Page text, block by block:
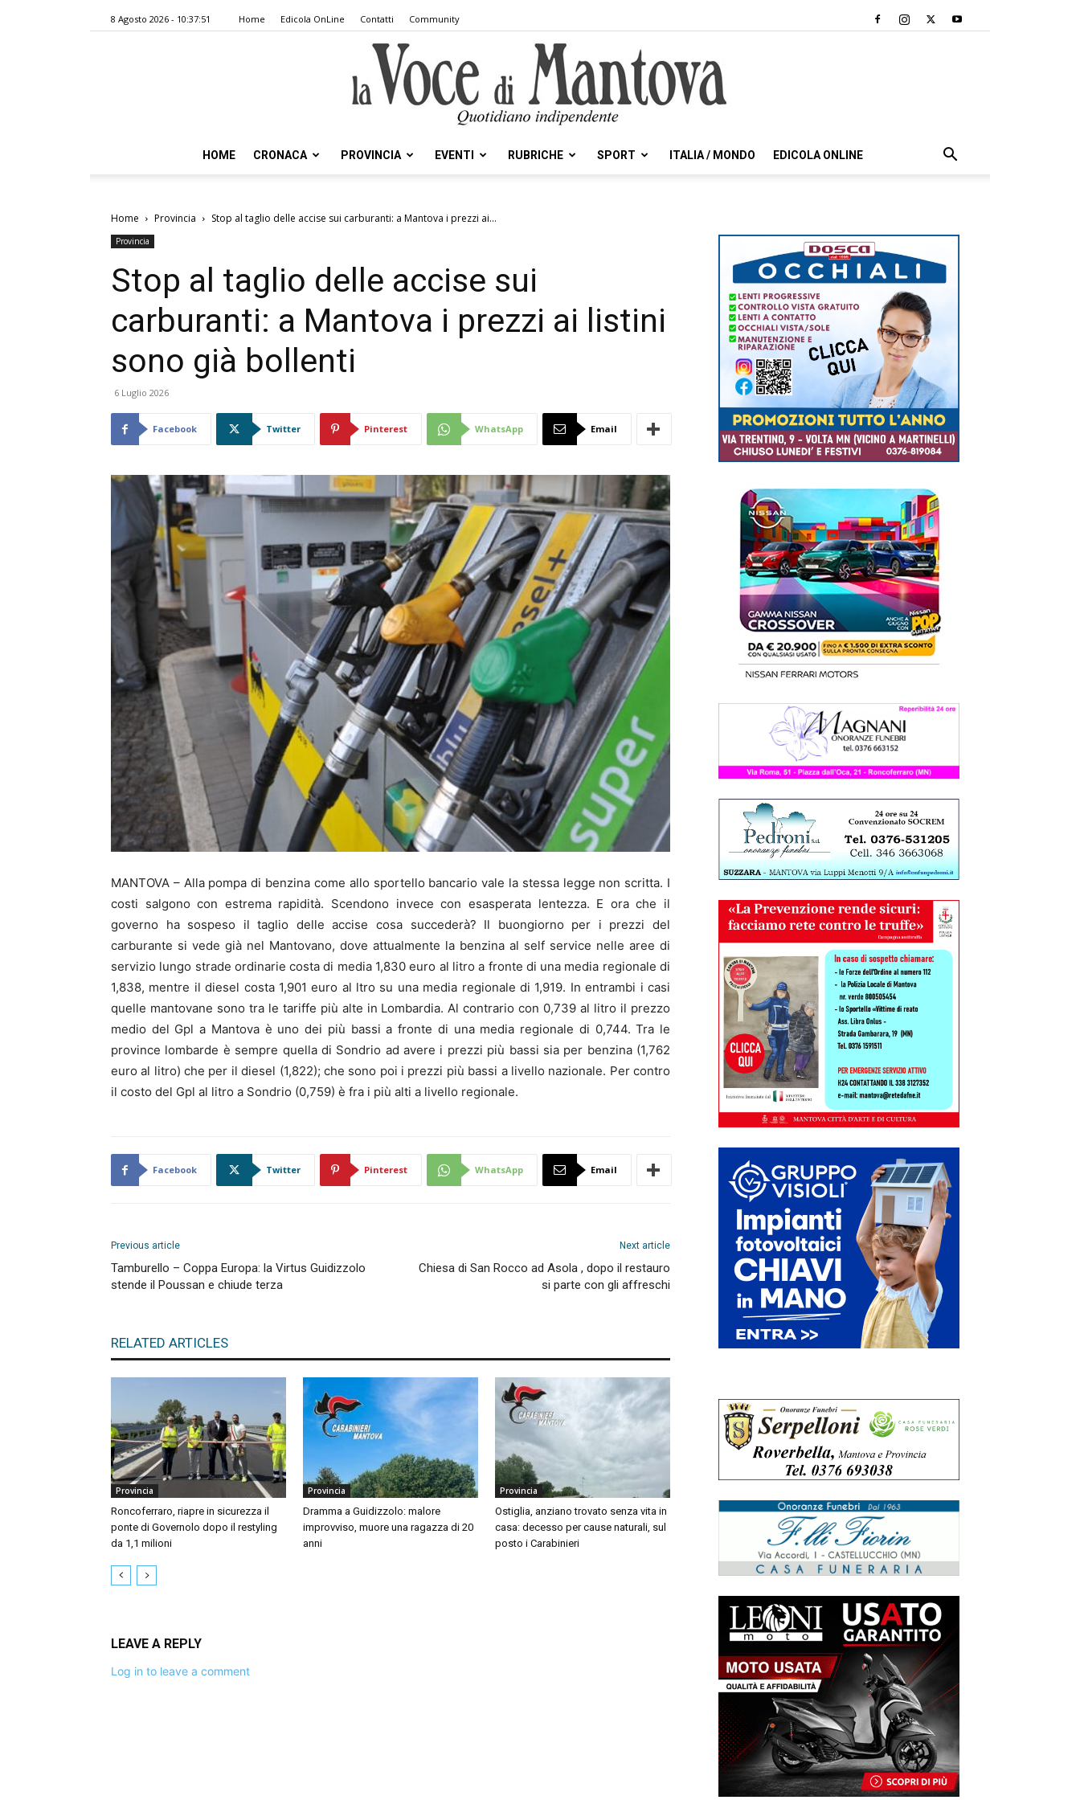
8 Agosto 2026 - 10:37:51 Home Edicola OnLine Contatti Community
Mantova
HOME CRONACA PROVINCIA EVENTI RUBRICHE SPORT ITALIA / MONDO EDICOLA ONLINE
Home Provincia Stop al taglio delle accise sui carburanti: a Mantova i prezzi ai...
Provincia
Stop al taglio delle accise sui
carburanti: a Mantova i prezzi ai listini
sono già bollenti
6 Luglio 2026
Facebook Twitter Pinterest WhatsApp Email
MANTOVA – Alla pompa di benzina come allo sportello bancario vale la stessa legge non scritta. I
costi salgono con estrema rapidità. Scendono invece con esasperata lentezza. E ora che il
governo ha sospeso il taglio delle accise cosa succederà? Il buongiorno per i prezzi del
carburante si vede già nel Mantovano, dove attualmente la benzina al self service nelle aree di
servizio lungo strade ordinarie costa di media 1,830 euro al litro a fronte di una media regionale di
1,838, mentre il diesel costa 1,901 euro al ltro su una media regionale di 1,919. In entrambi i casi
quelle mantovane sono tra le tariffe più alte in Lombardia. Al contrario con 0,739 al litro il prezzo
medio del Gpl a Mantova è uno dei più bassi a fronte di una media regionale di 0,744. Tra le
province lombarde è sempre quella di Sondrio ad avere i prezzi più bassi sia per benzina (1,762
euro al litro) che per il diesel (1,822); che sono poi i prezzi più bassi a livello nazionale. Per contro
il costo del Gpl al litro a Sondrio (0,759) è fra i più alti a livello regionale.
Facebook Twitter Pinterest WhatsApp Email
Previous article
Tamburello – Coppa Europa: la Virtus Guidizzolo
stende il Poussan e chiude terza
Next article
Chiesa di San Rocco ad Asola , dopo il restauro
si parte con gli affreschi
RELATED ARTICLES
Provincia
Roncoferraro, riapre in sicurezza il
ponte di Governolo dopo il restyling
da 1,1 milioni
Provincia
Dramma a Guidizzolo: malore
improvviso, muore una ragazza di 20
anni
Provincia
Ostiglia, anziano trovato senza vita in
casa: decesso per cause naturali, sul
posto i Carabinieri
LEAVE A REPLY
Log in to leave a comment